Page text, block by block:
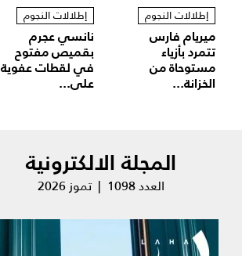
إطلالات النجوم
ميريام فارس
تتمرد بأزياء
مستوحاة من
الخزانة...
إطلالات النجوم
نانسي عجرم
بقميص مفتوح
في لقطات عفوية
على...
المجلة الالكترونية
العدد 1098 | تموز 2026